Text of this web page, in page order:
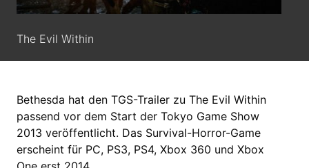
The Evil Within
Bethesda hat den TGS-Trailer zu The Evil Within
passend vor dem Start der Tokyo Game Show
2013 veröffentlicht. Das Survival-Horror-Game
erscheint für PC, PS3, PS4, Xbox 360 und Xbox